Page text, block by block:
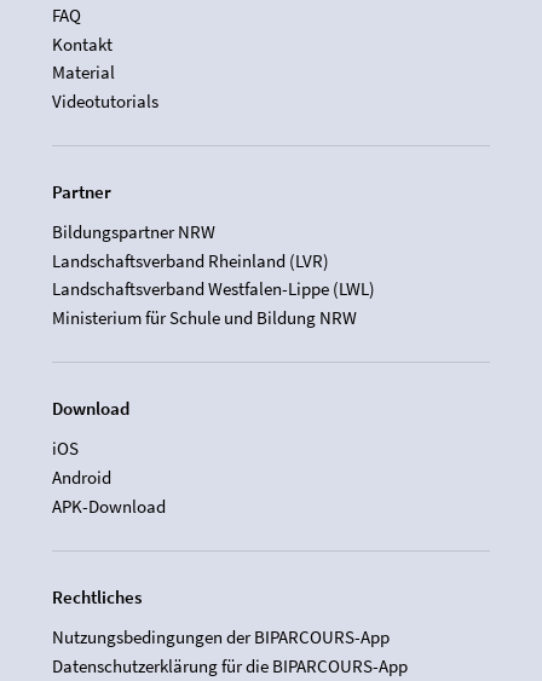
FAQ
Kontakt
Material
Videotutorials
Partner
Bildungspartner NRW
Landschaftsverband Rheinland (LVR)
Landschaftsverband Westfalen-Lippe (LWL)
Ministerium für Schule und Bildung NRW
Download
iOS
Android
APK-Download
Rechtliches
Nutzungsbedingungen der BIPARCOURS-App
Datenschutzerklärung für die BIPARCOURS-App